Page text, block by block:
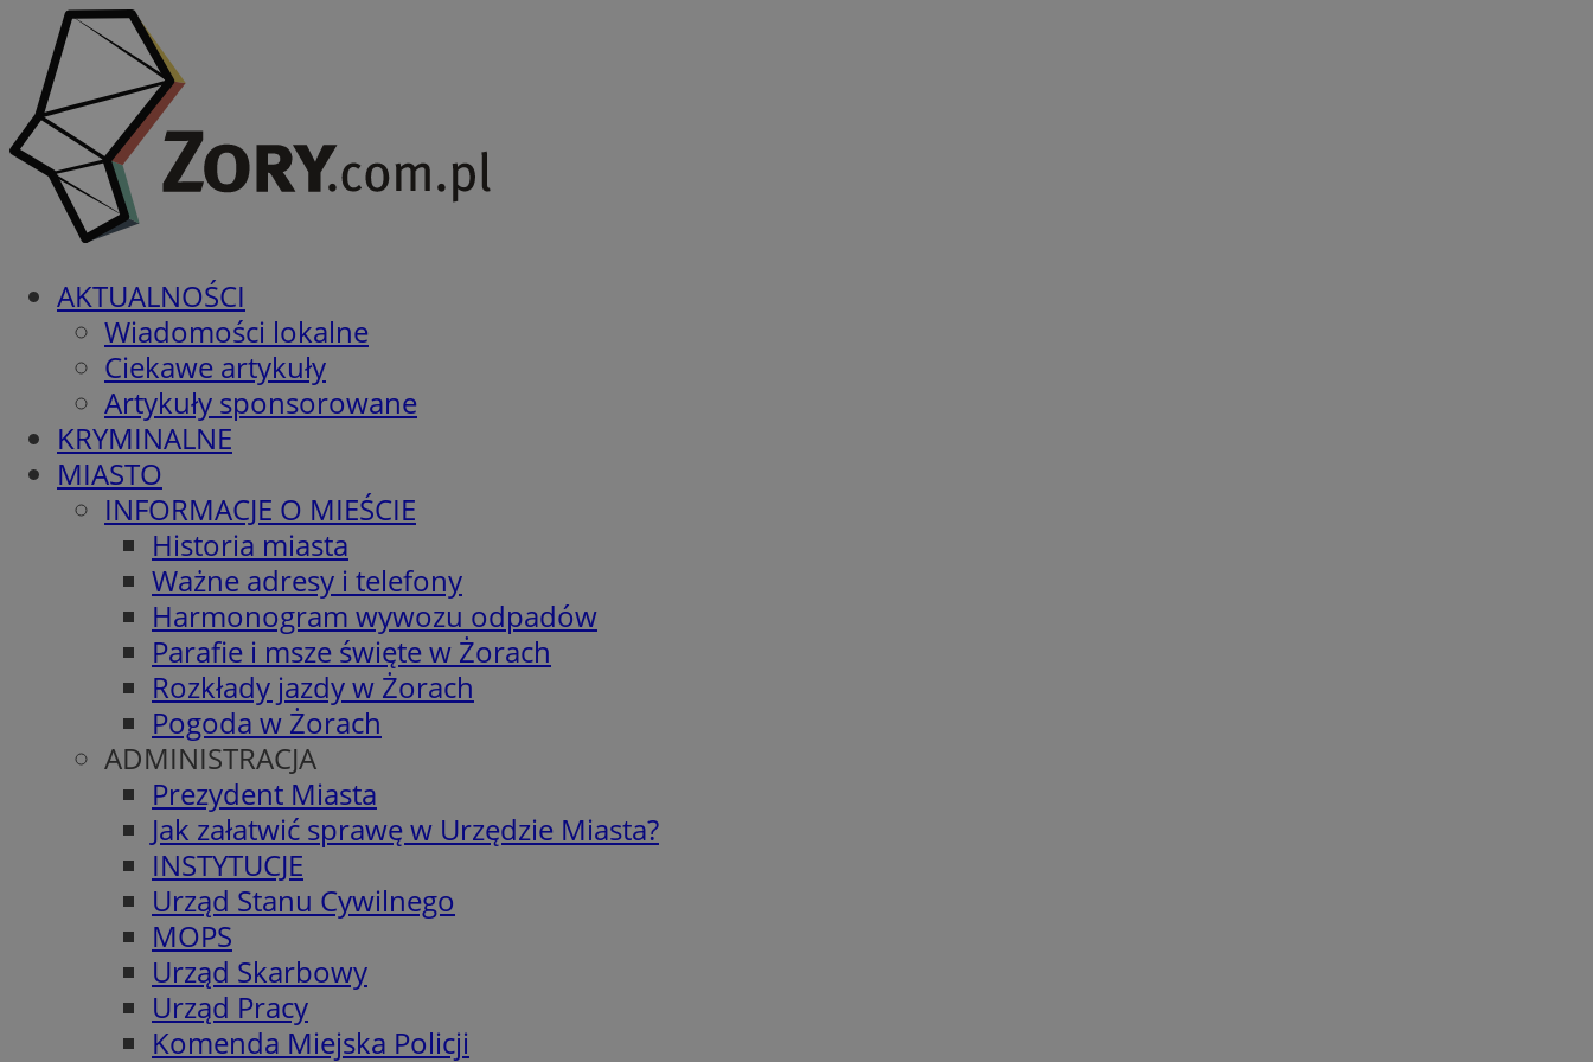
AKTUALNOŚCI
Wiadomości lokalne
Ciekawe artykuły
Artykuły sponsorowane
KRYMINALNE
MIASTO
INFORMACJE O MIEŚCIE
Historia miasta
Ważne adresy i telefony
Harmonogram wywozu odpadów
Parafie i msze święte w Żorach
Rozkłady jazdy w Żorach
Pogoda w Żorach
ADMINISTRACJA
Prezydent Miasta
Jak załatwić sprawę w Urzędzie Miasta?
INSTYTUCJE
Urząd Stanu Cywilnego
MOPS
Urząd Skarbowy
Urząd Pracy
Komenda Miejska Policji